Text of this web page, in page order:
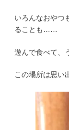
いろんなおやつ
ることも……
遊んで食べて、
この場所は思い